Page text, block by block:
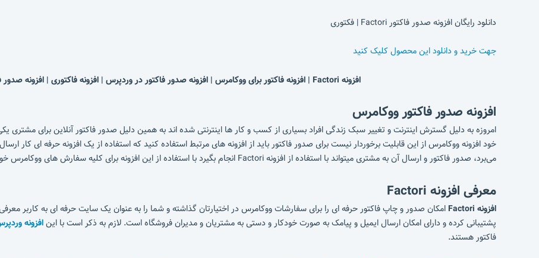
دانلود رایگان افزونه صدور فاکتور Factori | فکتوری
جهت خرید و دانلود این محصول کلیک کنید
افزونه Factori | افزونه فاکتور برای ووکامرس | افزونه صدور فاکتور در وردپرس | افزونه فاکتوری | افزونه
افزونه صدور فاکتور ووکامرس
امروزه به دلیل گسترش اینترنت و تغییر سبک زندگی افراد بسیاری از کسب و کار ها اینترنتی شده اند به همین دلیل صدور فاکتور آنلاین برای مشتری
خود افزونه ووکامرس از این قابلیت برخوردار نیست برای صدور فاکتور باید از افزونه های مرتبط استفاده کنید که استفاده از یک افزونه حرفه ای کار
می‌برد، صدور فاکتور و ارسال آن به مشتری میتواند با استفاده از افزونه Factori انجام بگیرد با استفاده از این افزونه برای کلیه سفارش های ووکامرس خود میتوانید فاکتور حرفه ای چاپ و به مشتری ارسال نمایید.
معرفی افزونه Factori
افزونه Factori امکان صدور و چاپ فاکتور حرفه ای را برای سفارشات ووکامرس در اختیارتان گذاشته و شما را به عنوان یک سایت حرفه ای به کاربر
پشتیبانی کرده و دارای امکان ارسال ایمیل و پیامک به صورت خودکار و دستی به مشتریان و مدیران فروشگاه است. لازم به ذکر است با اینافزونه
فاکتور هستند.